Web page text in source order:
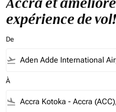
expérience de vol!
De
flight_takeoff
À
flight_land